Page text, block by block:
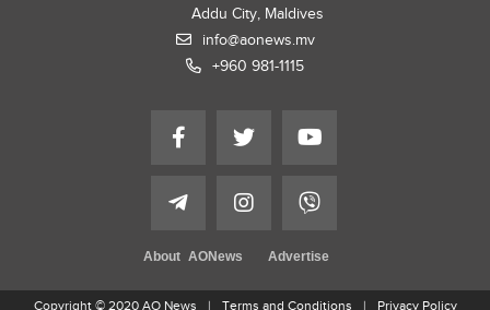
Addu City, Maldives
info@aonews.mv
+960 981-1115
About AONews Advertise
Copyright © 2020 AO News Terms and Conditions Privacy Policy